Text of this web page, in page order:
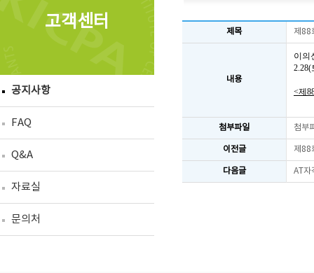
고객센터
공지사항
FAQ
Q&A
자료실
문의처
제목 제88
내용
이의
<제
첨부파일 첨부
이전글 제88
다음글 AT자